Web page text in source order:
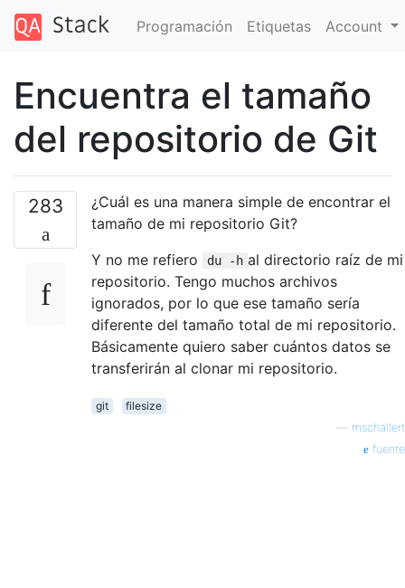
Programación Etiquetas Account
Encuentra el tamaño
del repositorio de Git
283
¿Cuál es una manera simple de encontrar el
tamaño de mi repositorio Git?
Y no me refiero
du -h al directorio raíz de mi
repositorio. Tengo muchos archivos
ignorados, por lo que ese tamaño sería
diferente del tamaño total de mi repositorio.
Básicamente quiero saber cuántos datos se
transferirán al clonar mi repositorio.
git
filesize
mschallert
fuente